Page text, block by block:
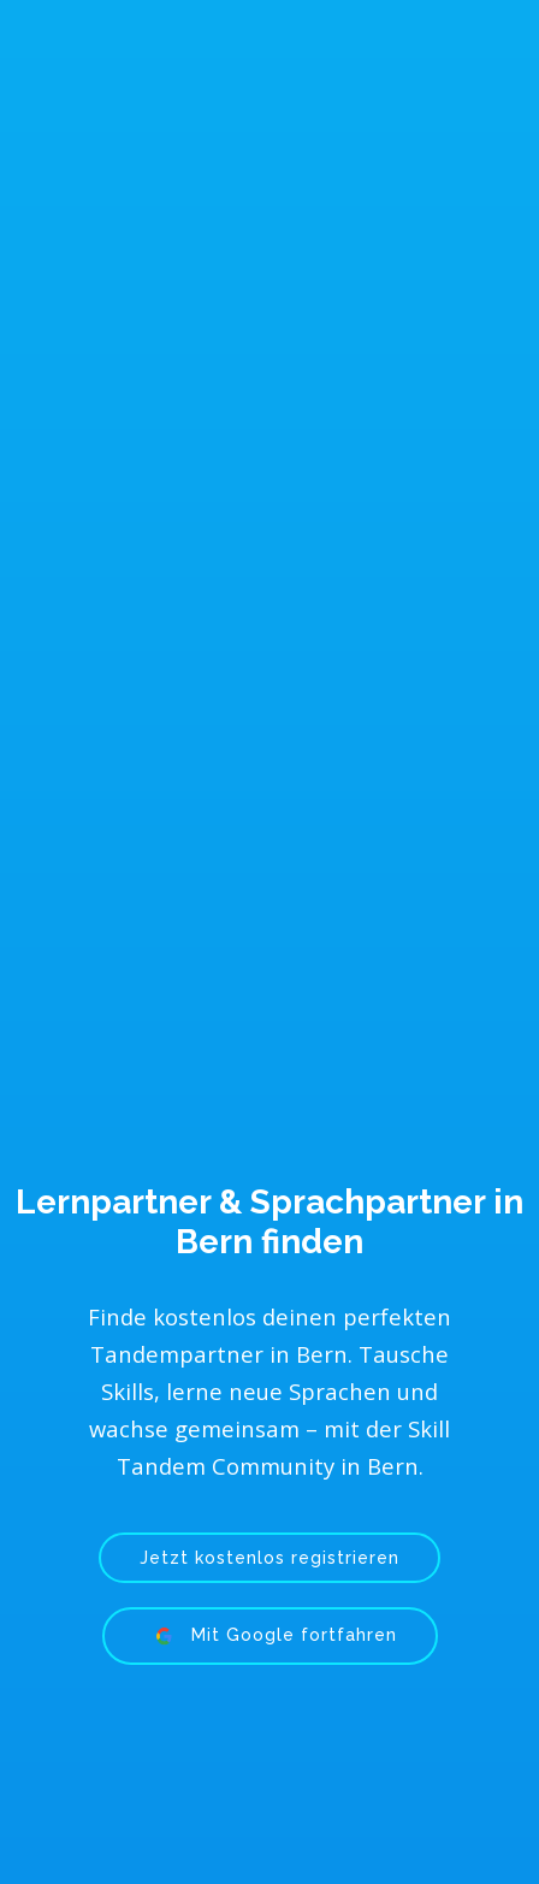
Lernpartner & Sprachpartner in
Bern finden
Finde kostenlos deinen perfekten
Tandempartner in Bern. Tausche
Skills, lerne neue Sprachen und
wachse gemeinsam – mit der Skill
Tandem Community in Bern.
Jetzt kostenlos registrieren
Mit Google fortfahren